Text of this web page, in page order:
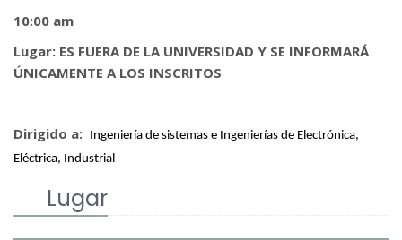
10:00 am
Lugar: ES FUERA DE LA UNIVERSIDAD Y SE INFORMARÁ
ÚNICAMENTE A LOS INSCRITOS
Dirigido a: Ingeniería de sistemas e Ingenierías de Electrónica,
Eléctrica, Industrial
Lugar